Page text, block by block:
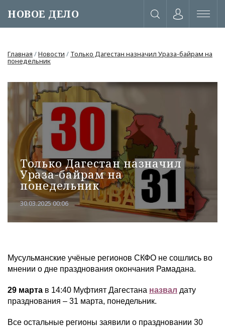
НОВОЕ ДЕЛО
или через соц. сети
Главная /Новости / Только Дагестан назначил Ураза-байрам на
понедельник
Только Дагестан назначил
Ураза-байрам на
понедельник
30.03.2025 00:06
Мусульманские учёные регионов СКФО не сошлись во
мнении о дне празднования окончания Рамадана.
29 марта в 14:40 Муфтият Дагестана назвал дату
празднования – 31 марта, понедельник.
Все остальные регионы заявили о праздновании 30